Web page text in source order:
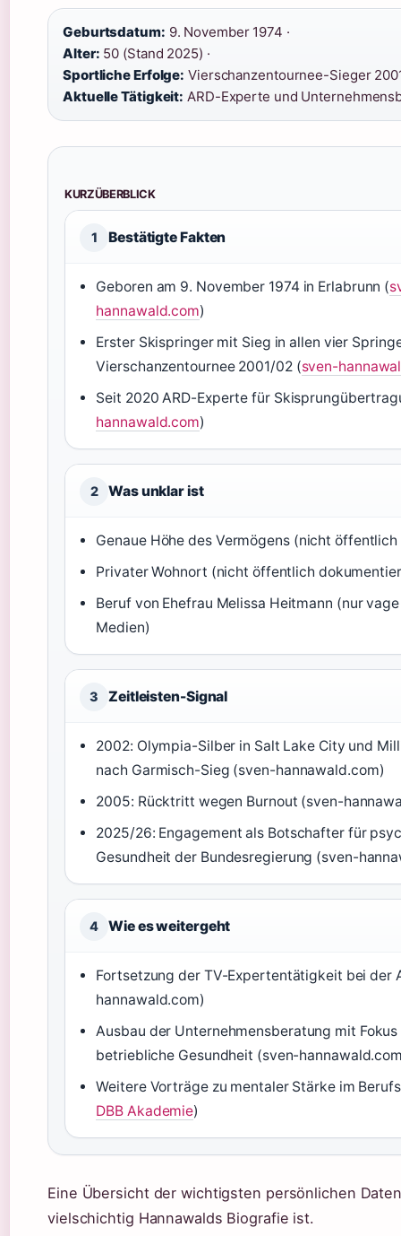
Geburtsdatum: 9. November 1974 ·
Alter: 50 (Stand 2025) ·
Sportliche Erfolge: Vierschanzentournee-Sieger
Aktuelle Tätigkeit: ARD-Experte und
KURZÜBERBLICK
1 Bestätigte Fakten
Geboren am 9. November 1974 in Erlabrunn (
hannawald.com)
Erster Skispringer mit Sieg in allen vier
Vierschanzentournee 2001/02 (sven-
Seit 2020 ARD-Experte für
hannawald.com)
2 Was unklar ist
Genaue Höhe des Vermögens (nicht
Privater Wohnort (nicht öffentlich
Beruf von Ehefrau Melissa Heitmann (nur
Medien)
3 Zeitleisten-Signal
2002: Olympia-Silber in Salt Lake City und
nach Garmisch-Sieg (sven-hannawald.com)
2005: Rücktritt wegen Burnout (sven-
2025/26: Engagement als Botschafter für
Gesundheit der Bundesregierung (sven-
4 Wie es weitergeht
Fortsetzung der TV-Expertentätigkeit bei der
hannawald.com)
Ausbau der Unternehmensberatung mit Fokus
betriebliche Gesundheit (sven-
Weitere Vorträge zu mentaler Stärke im
DBB Akademie)
Eine Übersicht der wichtigsten persönlichen
vielschichtig Hannawalds Biografie ist.